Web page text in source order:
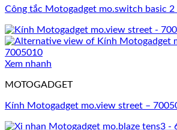
Công tắc Motogadget mo.switch basic
Xem nhanh
MOTOGADGET
Kính Motogadget mo.view street –